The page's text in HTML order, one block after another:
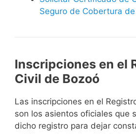
Seguro de Cobertura
Inscripciones en el
Civil de Bozoó
Las inscripciones en el
son los asientos oficiales que
dicho registro para dejar